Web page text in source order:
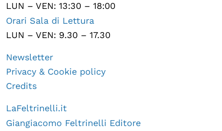
LUN – VEN: 13:30 – 18:00
Orari Sala di Lettura
LUN – VEN: 9.30 – 17.30
Newsletter
Privacy & Cookie policy
Credits
LaFeltrinelli.it
Giangiacomo Feltrinelli Editore